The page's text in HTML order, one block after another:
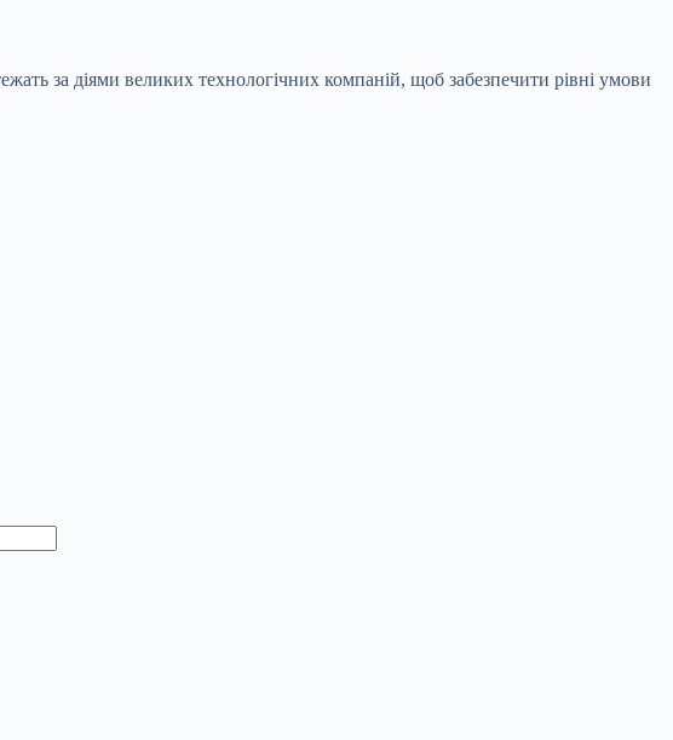
за діями великих технологічних компаній, щоб забезпечити рівні умови